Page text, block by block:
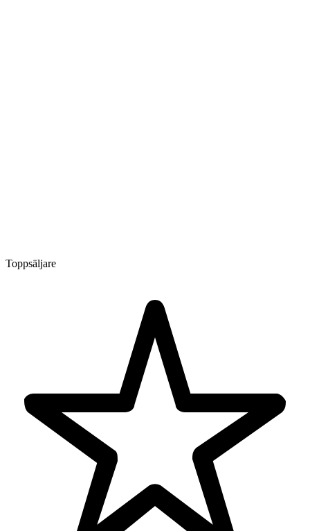
Toppsäljare